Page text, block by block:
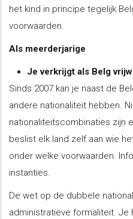
het kind in principe tegelijk
voorwaarden.
Als meerderjarige
Je verkrijgt als Belg
Sinds 2007 kan je naast de
andere nationaliteit hebben.
nationaliteitscombinaties zijn
beslist elk land zelf aan wie
onder welke voorwaarden.
instanties.
De wet op de dubbele
administratieve formaliteit.